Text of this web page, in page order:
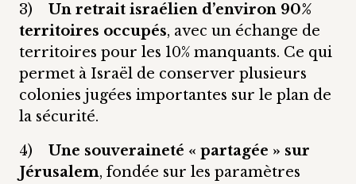
3) Un retrait israélien d’environ 90%
territoires occupés, avec un échange de
territoires pour les 10% manquants. Ce qui
permet à Israël de conserver plusieurs
colonies jugées importantes sur le plan de
la sécurité.
4) Une souveraineté « partagée » sur
Jérusalem, fondée sur les paramètres